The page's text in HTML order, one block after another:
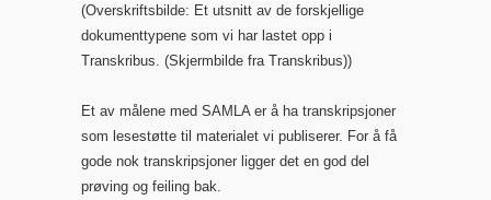
(Overskriftsbilde: Et utsnitt av de forskjellige
dokumenttypene som vi har lastet opp i
Transkribus. (Skjermbilde fra Transkribus))
Et av målene med SAMLA er å ha transkripsjoner
som lesestøtte til materialet vi publiserer. For å få
gode nok transkripsjoner ligger det en god del
prøving og feiling bak.